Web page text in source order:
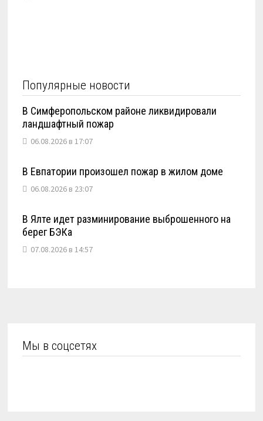
Популярные новости
В Симферопольском районе ликвидировали
ландшафтный пожар
06.08.2026 в 17:07
В Евпатории произошел пожар в жилом доме
06.08.2026 в 23:07
В Ялте идет разминирование выброшенного на
берег БЭКа
07.08.2026 в 14:57
Мы в соцсетях